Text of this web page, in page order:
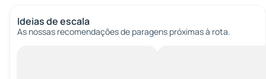
Ideias de escala
As nossas recomendações de paragens próximas à rota.